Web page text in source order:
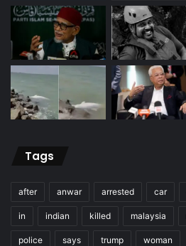
Tags
after anwar arrested car
in indian killed malaysia
police says trump woman